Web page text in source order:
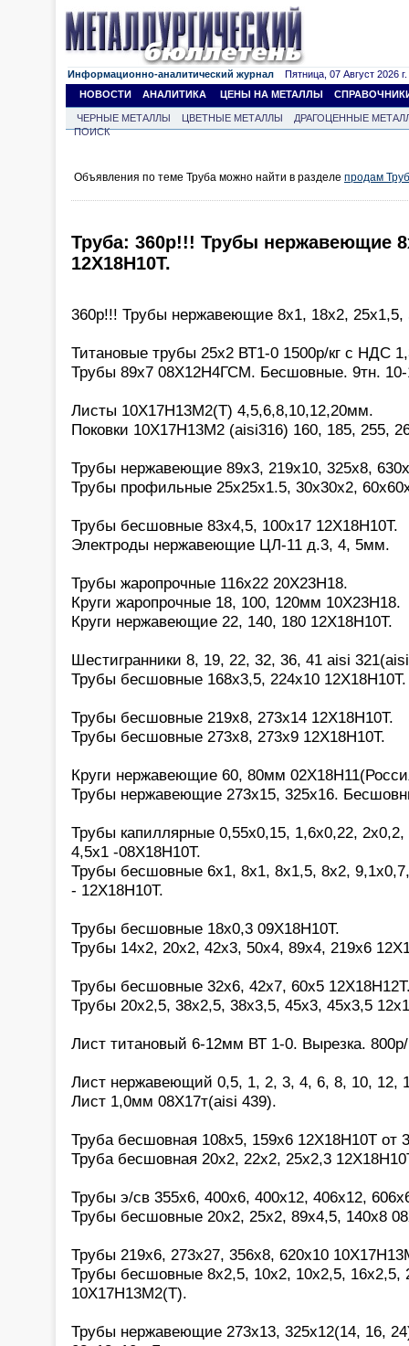
Информационно-аналитический журнал Пятница, 07 Август 2026 г.
НОВОСТИ
АНАЛИТИКА ЦЕНЫ НА МЕТАЛЛЫ
ЧЕРНЫЕ МЕТАЛЛЫ ЦВЕТНЫЕ МЕТАЛЛЫ
ДРАГОЦЕННЫЕ
ПОИСК
Объявления по теме Труба можно найти в разделе продам
Труба: 360р!!! Трубы нержавеющие
12Х18Н10Т.
360р!!! Трубы нержавеющие 8х1, 18х2, 25х1,5,
Титановые трубы 25х2 ВТ1-0 1500р/кг с НДС
Трубы 89х7 08Х12Н4ГСМ. Бесшовные. 9тн. 10-
Листы 10Х17Н13М2(Т) 4,5,6,8,10,12,20мм.
Поковки 10Х17Н13М2 (aisi316) 160, 185, 255,
Трубы нержавеющие 89х3, 219х10, 325х8,
Трубы профильные 25х25х1.5, 30х30х2,
Трубы бесшовные 83х4,5, 100х17 12Х18Н10Т.
Электроды нержавеющие ЦЛ-11 д.3, 4, 5мм.
Трубы жаропрочные 116х22 20Х23Н18.
Круги жаропрочные 18, 100, 120мм 10Х23Н18.
Круги нержавеющие 22, 140, 180 12Х18Н10Т.
Шестигранники 8, 19, 22, 32, 36, 41 aisi
Трубы бесшовные 168х3,5, 224х10
Трубы бесшовные 219х8, 273х14 12Х18Н10Т.
Трубы бесшовные 273х8, 273х9 12Х18Н10Т.
Круги нержавеющие 60, 80мм
Трубы нержавеющие 273х15, 325х16.
Трубы капиллярные 0,55х0,15, 1,6х0,22,
4,5х1 -08Х18Н10Т.
Трубы бесшовные 6х1, 8х1, 8х1,5, 8х2,
- 12Х18Н10Т.
Трубы бесшовные 18х0,3 09Х18Н10Т.
Трубы 14х2, 20х2, 42х3, 50х4, 89х4, 219х6
Трубы бесшовные 32х6, 42х7, 60х5
Трубы 20х2,5, 38х2,5, 38х3,5, 45х3, 45х3,5
Лист титановый 6-12мм ВТ 1-0. Вырезка.
Лист нержавеющий 0,5, 1, 2, 3, 4, 6, 8, 10, 12,
Лист 1,0мм 08Х17т(aisi 439).
Труба бесшовная 108х5, 159х6 12Х18Н10Т от
Труба бесшовная 20х2, 22х2, 25х2,3
Трубы э/св 355х6, 400х6, 400х12, 406х12,
Трубы бесшовные 20х2, 25х2, 89х4,5, 140х8
Трубы 219х6, 273х27, 356х8, 620х10
Трубы бесшовные 8х2,5, 10х2, 10х2,5, 16х2,5,
10Х17Н13М2(Т).
Трубы нержавеющие 273х13, 325х12(14, 16,